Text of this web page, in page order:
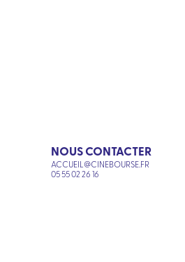
NOUS CONTACTER
ACCUEIL@CINEBOURSE.FR
05 55 02 26 16